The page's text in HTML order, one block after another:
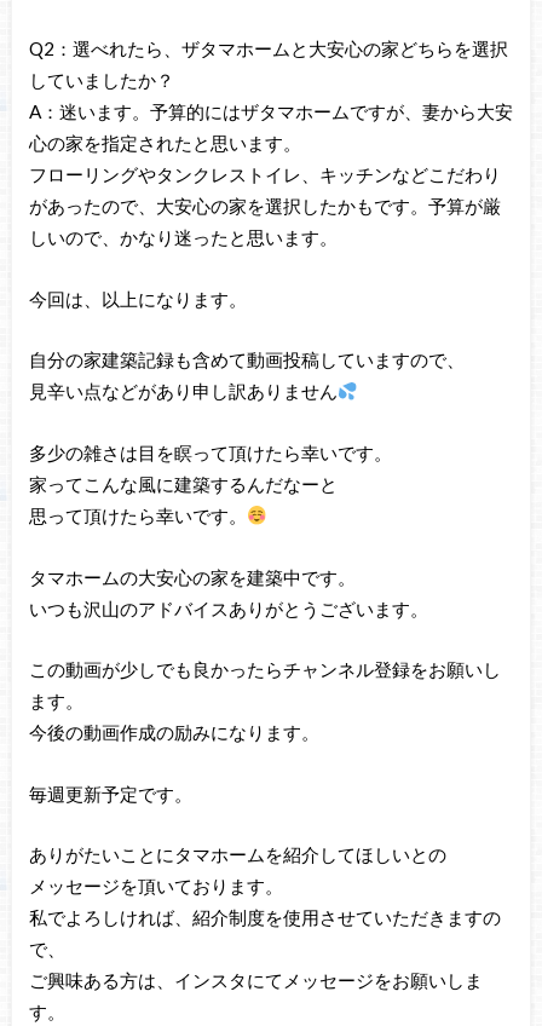
Q2：選べれたら、ザタマホームと大安心の家どちらを選択
していましたか？
A：迷います。予算的にはザタマホームですが、妻から大安
心の家を指定されたと思います。
フローリングやタンクレストイレ、キッチンなどこだわり
があったので、大安心の家を選択したかもです。予算が厳
しいので、かなり迷ったと思います。
今回は、以上になります。
自分の家建築記録も含めて動画投稿していますので、
見辛い点などがあり申し訳ありません
多少の雑さは目を瞑って頂けたら幸いです。
家ってこんな風に建築するんだなーと
思って頂けたら幸いです。
タマホームの大安心の家を建築中です。
いつも沢山のアドバイスありがとうございます。
この動画が少しでも良かったらチャンネル登録をお願いし
ます。
今後の動画作成の励みになります。
毎週更新予定です。
ありがたいことにタマホームを紹介してほしいとの
メッセージを頂いております。
私でよろしければ、紹介制度を使用させていただきますの
で、
ご興味ある方は、インスタにてメッセージをお願いしま
す。